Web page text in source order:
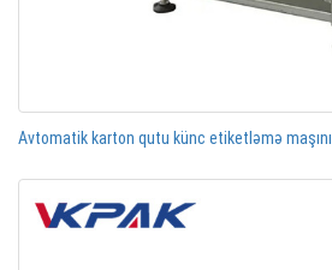
Avtomatik karton qutu künc etiketləmə maşını